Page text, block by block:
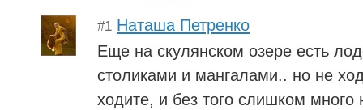
#1 Наташа Петренко
Еще на скулянском озере есть
столиками и мангалами.. но не
ходите, и без того слишком много